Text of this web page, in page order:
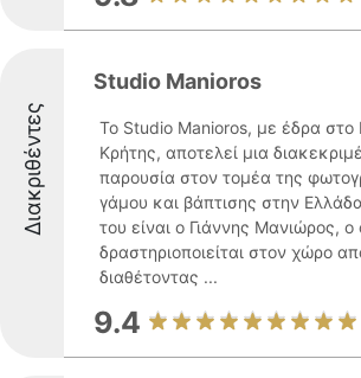
Διακριθέντες
Studio Manioros
Το Studio Manioros, με έδρα στο
Κρήτης, αποτελεί μια
παρουσία στον τομέα της
γάμου και βάπτισης στην
του είναι ο Γιάννης Μανιώρος, ο
δραστηριοποιείται στον χώρο
διαθέτοντας ...
9.4